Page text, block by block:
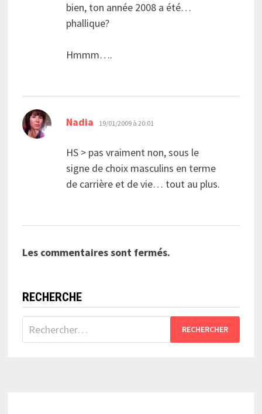
bien, ton année 2008 a été…
phallique?
Hmmm….
Nadia dit :
19/01/2009 à 20:01
HS > pas vraiment non, sous le
signe de choix masculins en terme
de carrière et de vie… tout au plus.
Les commentaires sont fermés.
RECHERCHE
Rechercher :